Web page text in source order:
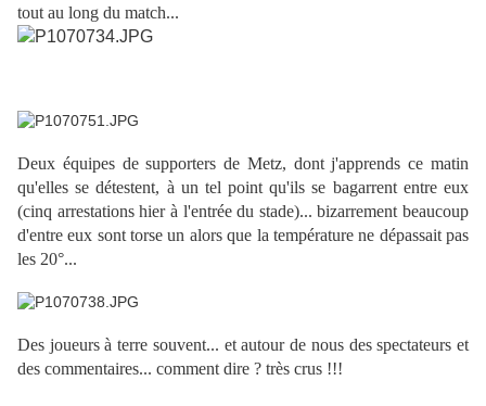
tout au long du match...
Deux équipes de supporters de Metz, dont j'apprends ce matin
qu'elles se détestent, à un tel point qu'ils se bagarrent entre eux
(cinq arrestations hier à l'entrée du stade)... bizarrement beaucoup
d'entre eux sont torse un alors que la température ne dépassait pas
les 20°...
Des joueurs à terre souvent... et autour de nous des spectateurs et
des commentaires... comment dire ? très crus !!!